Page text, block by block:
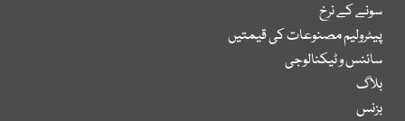
سونے کے نرخ
پیٹرولیم مصنوعات کی قیمتیں
سائنس و ٹیکنالوجی
بلاگ
بزنس